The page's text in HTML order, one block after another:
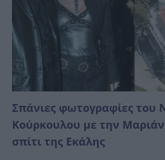
Σπάνιες φωτογραφίες του
Κούρκουλου με την
σπίτι της Εκάλης